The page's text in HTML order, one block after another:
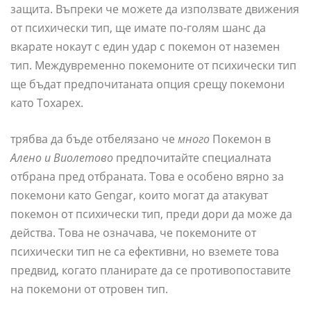
защита. Въпреки че можете да използвате движения
от психически тип, ще имате по-голям шанс да
вкарате нокаут с един удар с покемон от наземен
тип. Междувременно покемоните от психически тип
ще бъдат предпочитаната опция срещу покемони
като Toxapex.
трябва да бъде отбелязано че много Покемон в
Алено и Виолетово предпочитайте специалната
отбрана пред отбраната. Това е особено вярно за
покемони като Gengar, които могат да атакуват
покемон от психически тип, преди дори да може да
действа. Това не означава, че покемоните от
психически тип не са ефективни, но вземете това
предвид, когато планирате да се противопоставите
на покемони от отровен тип.